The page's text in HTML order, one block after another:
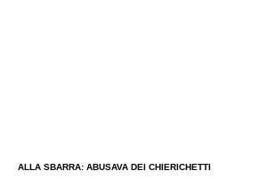
ALLA SBARRA: ABUSAVA DEI CHIERICHETTI